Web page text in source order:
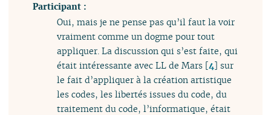
Participant :
Oui, mais je ne pense pas qu’il faut la voir
vraiment comme un dogme pour tout
appliquer. La discussion qui s’est faite, qui
était intéressante avec LL de Mars [4] sur
le fait d’appliquer à la création artistique
les codes, les libertés issues du code, du
traitement du code, l’informatique, était